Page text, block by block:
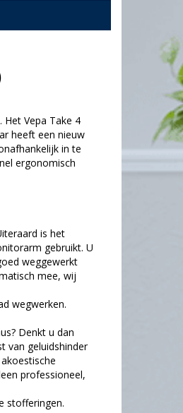
Vepa Take 4
heeft een nieuw
in te
ergonomisch
is het
gebruikt. U
weggewerkt
mee, wij
wegwerken.
Denkt u dan
van geluidshinder
professioneel,
stofferingen.